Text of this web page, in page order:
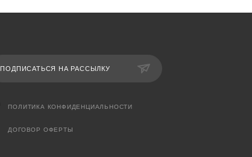
ПОДПИСАТЬСЯ НА РАССЫЛКУ
ПОЛИТИКА КОНФИДЕНЦИАЛЬНОСТИ
ДОГОВОР ОФЕРТЫ